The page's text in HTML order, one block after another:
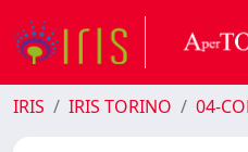
IRIS IRIS TORINO 04-